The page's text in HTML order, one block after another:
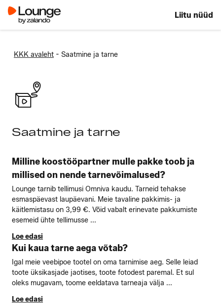
Liitu nüüd
KKK avaleht - Saatmine ja tarne
Saatmine ja tarne
Milline koostööpartner mulle pakke toob ja
millised on nende tarnevõimalused?
Lounge tarnib tellimusi Omniva kaudu. Tarneid tehakse
esmaspäevast laupäevani. Meie tavaline pakkimis- ja
käitlemistasu on 3,99 €. Võid vabalt erinevate pakkumiste
esemeid ühte tellimusse ...
Loe edasi
Kui kaua tarne aega võtab?
Igal meie veebipoe tootel on oma tarnimise aeg. Selle leiad
toote üksikasjade jaotises, toote fotodest paremal. Et sul
oleks mugavam, toome eeldatava tarneaja välja ...
Loe edasi